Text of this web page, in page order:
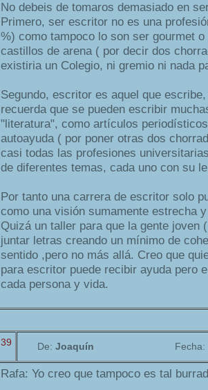
No debeis de tomaros demasiado en
Primero, ser escritor no es una
%) como tampoco lo son ser gourmet
castillos de arena ( por decir dos
existiria un Colegio, ni gremio ni nada
Segundo, escritor es aquel que
recuerda que se pueden escribir
"literatura", como artículos
autoayuda ( por poner otras dos
casi todas las profesiones
de diferentes temas, cada uno con su
Por tanto una carrera de escritor solo
como una visión sumamente estrecha
Quizá un taller para que la gente joven
juntar letras creando un mínimo de
sentido ,pero no más allá. Creo que
para escritor puede recibir ayuda pero
cada persona y vida.
39 De: Joaquín Fecha:
Rafa: Yo creo que tampoco es tal